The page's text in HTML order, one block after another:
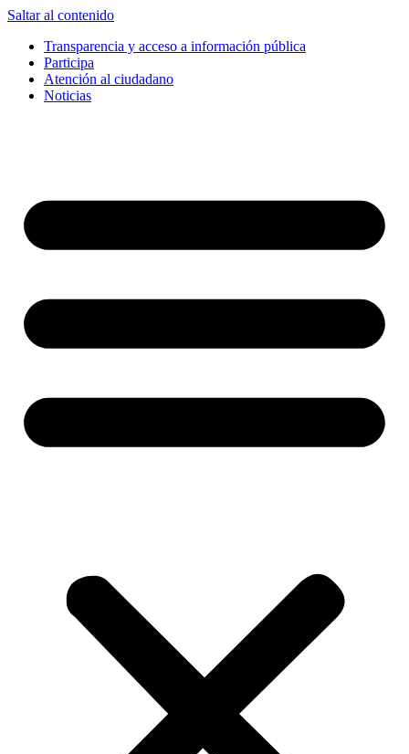
Saltar al contenido
Transparencia y acceso a información pública
Participa
Atención al ciudadano
Noticias